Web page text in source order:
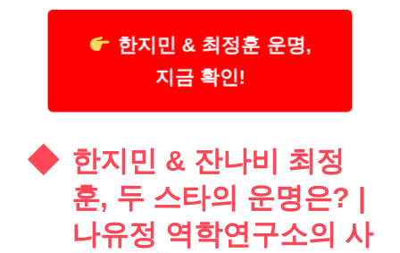
한지민 & 최정훈 운명,
지금 확인!
한지민 & 잔나비 최정
훈, 두 스타의 운명은? |
나유정 역학연구소의 사